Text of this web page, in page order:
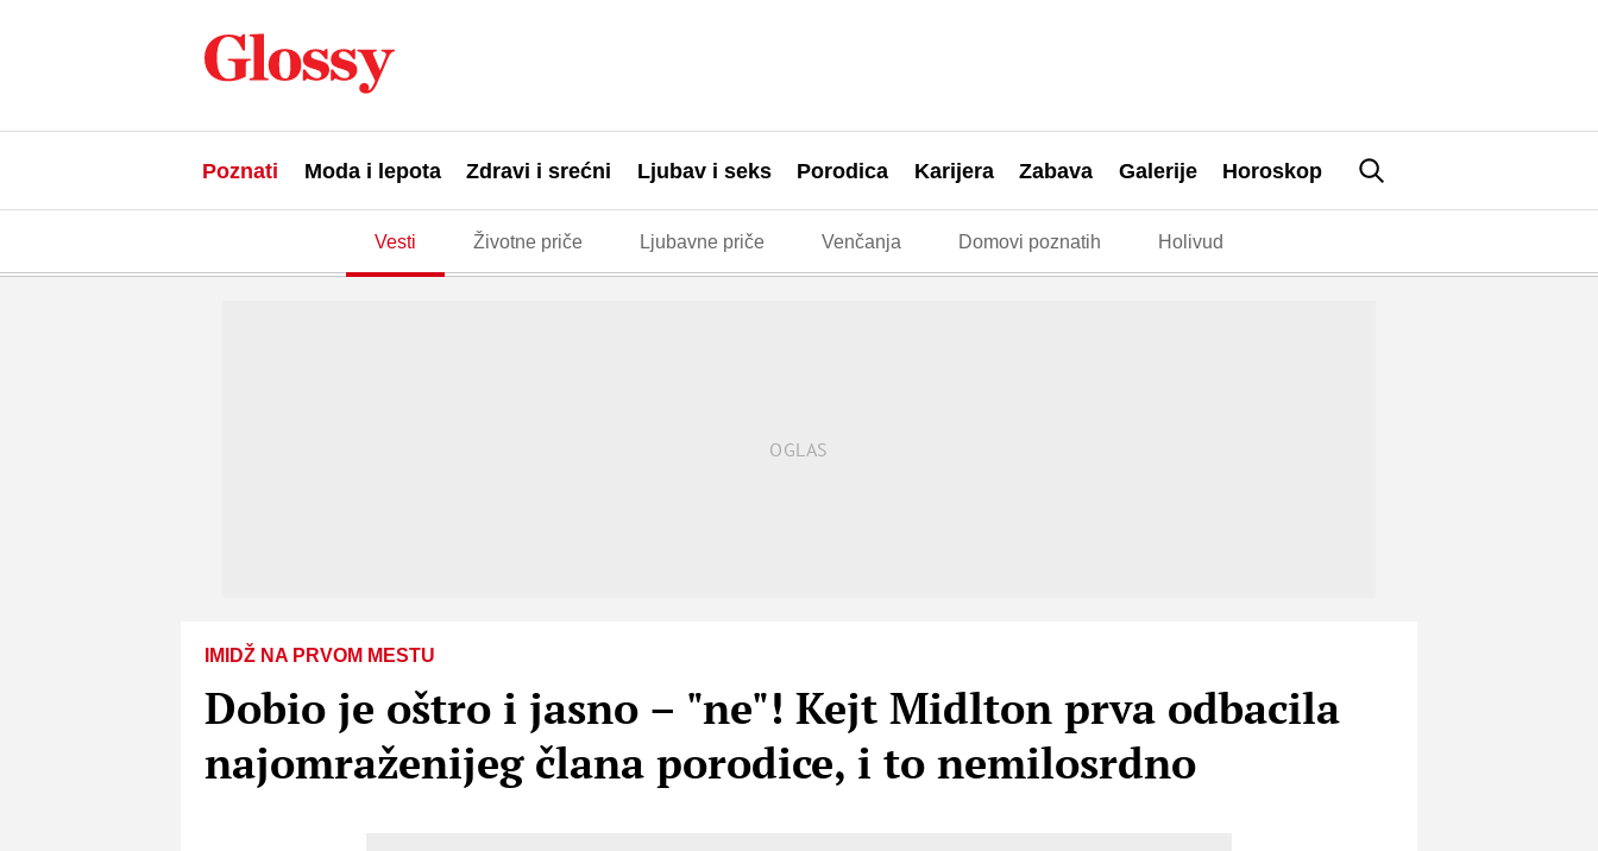
Poznati Moda i lepota Zdravi i srećni Ljubav i seks Porodica Karijera Zabava Galerije Horoskop
Vesti Životne priče Ljubavne priče Venčanja Domovi poznatih Holivud
IMIDŽ NA PRVOM MESTU
Dobio je oštro i jasno – "ne"! Kejt Midlton prva odbacila
najomraženijeg člana porodice, i to nemilosrdno